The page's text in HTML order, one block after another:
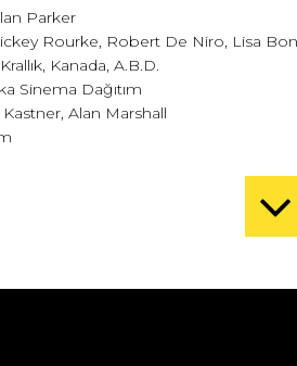
Parker
Rourke, Robert De Niro, Lisa
Kanada, A.B.D.
Sinema Dağıtım
Alan Marshall